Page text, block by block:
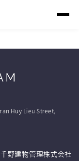
Huy Lieu Street,
千野建物管理株式会社